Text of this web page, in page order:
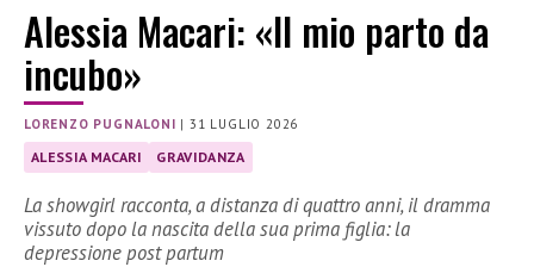
Alessia Macari: «Il mio parto da
incubo»
LORENZO PUGNALONI |31 LUGLIO 2026
ALESSIA MACARI GRAVIDANZA
La showgirl racconta, a distanza di quattro anni, il dramma
vissuto dopo la nascita della sua prima figlia: la
depressione post partum